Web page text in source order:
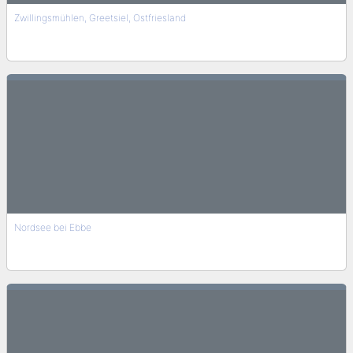
Zwillingsmühlen, Greetsiel, Ostfriesland
Nordsee bei Ebbe